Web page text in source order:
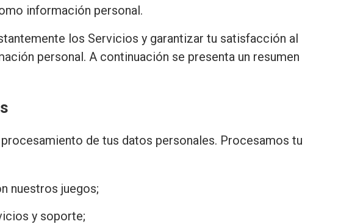
información personal.
los Servicios y garantizar tu satisfacción al
personal. A continuación se presenta un resumen
de tus datos personales. Procesamos tu
nuestros juegos;
y soporte;